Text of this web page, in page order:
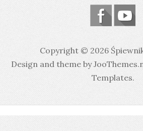
Copyright © 2026
Design and theme by
Templates.